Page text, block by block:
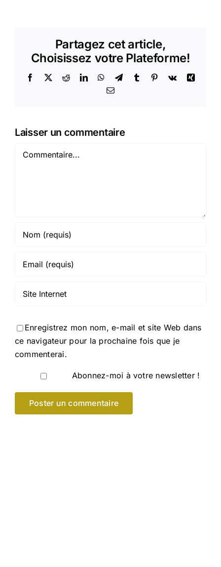
Partagez cet article,
Choisissez votre Plateforme!
Facebook
X RedditLinkedInWhatsApp
TelegramTumblr Pinterest
Vk
Xing
Email
Laisser un commentaire
Commentaire
Enregistrez mon nom, e-mail et site Web dans
ce navigateur pour la prochaine fois que je
commenterai.
Abonnez-moi à votre newsletter !